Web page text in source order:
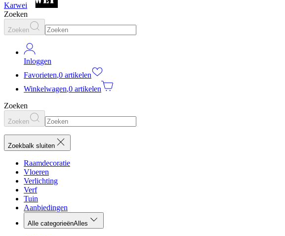
Karwei
Zoeken
Zoeken
Inloggen
Favorieten,0 artikelen
Winkelwagen,0 artikelen
Zoeken
Zoeken
Zoekbalk sluiten
Raamdecoratie
Vloeren
Verlichting
Verf
Tuin
Aanbiedingen
Alle categorieënAlles